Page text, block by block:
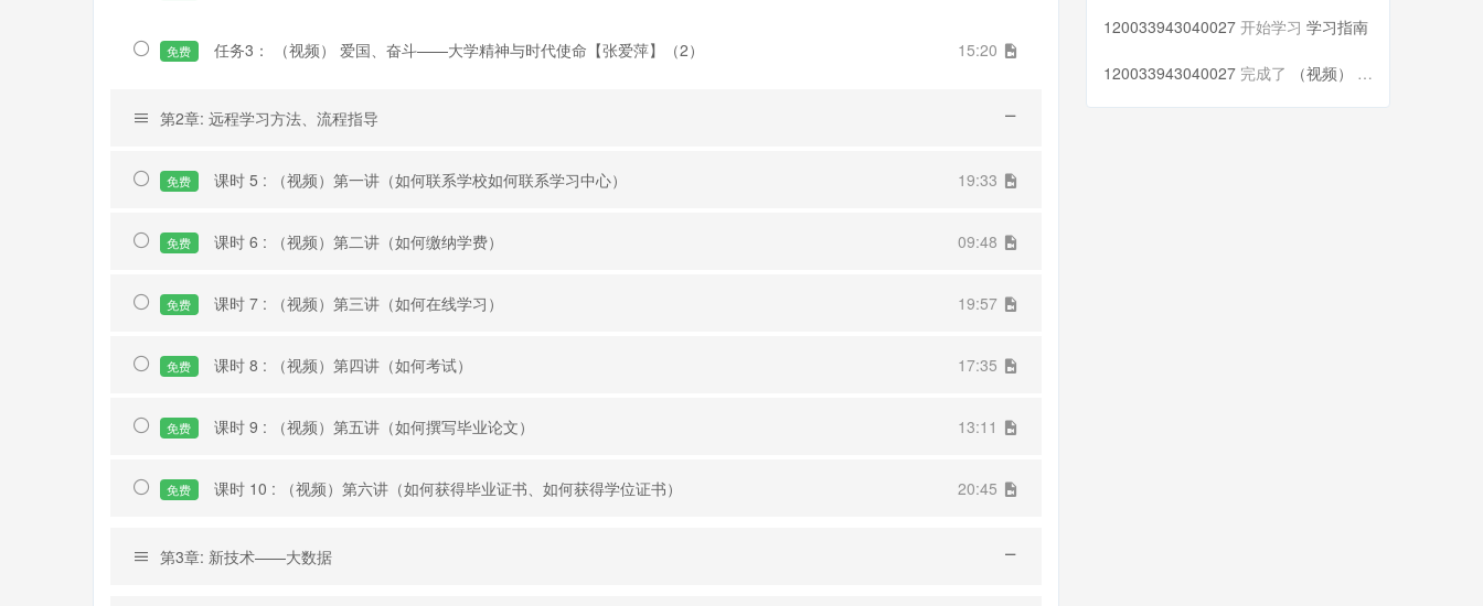
免费 任务3： （视频） 爱国、奋斗——大学精神与时代使命【张爱萍】（2） 15:20
第2章: 远程学习方法、流程指导
免费 课时 5 : （视频）第一讲（如何联系学校如何联系学习中心） 19:33
免费 课时 6 : （视频）第二讲（如何缴纳学费） 09:48
免费 课时 7 : （视频）第三讲（如何在线学习） 19:57
免费 课时 8 : （视频）第四讲（如何考试） 17:35
免费 课时 9 : （视频）第五讲（如何撰写毕业论文） 13:11
免费 课时 10 : （视频）第六讲（如何获得毕业证书、如何获得学位证书） 20:45
第3章: 新技术——大数据
120033943040027 开始学习 学习指南
120033943040027 完成了 （视频） 网上学习心理指导【刘...